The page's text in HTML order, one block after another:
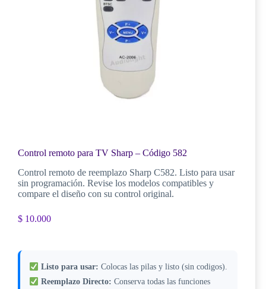
Control remoto para TV Sharp – Código 582
Control remoto de reemplazo Sharp C582. Listo para usar
sin programación. Revise los modelos compatibles y
compare el diseño con su control original.
$ 10.000
Listo para usar: Colocas las pilas y listo (sin codigos).
Reemplazo Directo: Conserva todas las funciones